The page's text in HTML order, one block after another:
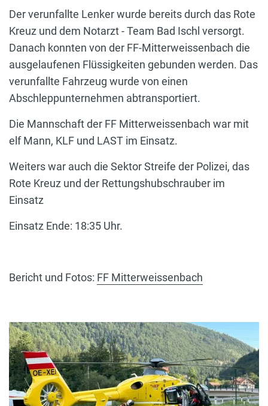
Der verunfallte Lenker wurde bereits durch das Rote
Kreuz und dem Notarzt - Team Bad Ischl versorgt.
Danach konnten von der FF-Mitterweissenbach die
ausgelaufenen Flüssigkeiten gebunden werden. Das
verunfallte Fahrzeug wurde von einen
Abschleppunternehmen abtransportiert.
Die Mannschaft der FF Mitterweissenbach war mit
elf Mann, KLF und LAST im Einsatz.
Weiters war auch die Sektor Streife der Polizei, das
Rote Kreuz und der Rettungshubschrauber im
Einsatz
Einsatz Ende: 18:35 Uhr.
Bericht und Fotos: FF Mitterweissenbach